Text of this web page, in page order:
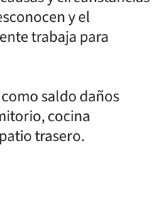
y el
trabaja para
saldo daños
cocina
trasero.